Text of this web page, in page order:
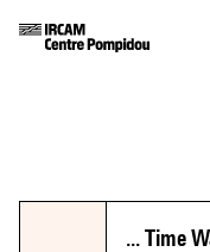
... Time